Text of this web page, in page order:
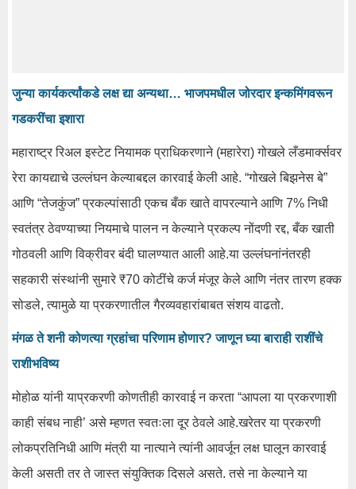
जुन्या कार्यकर्त्यांकडे लक्ष द्या अन्यथा… भाजपमधील जोरदार इन्कमिंगवरून
गडकरींचा इशारा
महाराष्ट्र रिअल इस्टेट नियामक प्राधिकरणाने (महारेरा) गोखले लँडमार्क्सवर
रेरा कायद्याचे उल्लंघन केल्याबद्दल कारवाई केली आहे. “गोखले बिझनेस बे”
आणि “तेजकुंज” प्रकल्पांसाठी एकच बँक खाते वापरल्याने आणि 7% निधी
स्वतंत्र ठेवण्याच्या नियमाचे पालन न केल्याने प्रकल्प नोंदणी रद्द, बँक खाती
गोठवली आणि विक्रीवर बंदी घालण्यात आली आहे.या उल्लंघनांनंतरही
सहकारी संस्थांनी सुमारे ₹70 कोटींचे कर्ज मंजूर केले आणि नंतर तारण हक्क
सोडले, त्यामुळे या प्रकरणातील गैरव्यवहारांबाबत संशय वाढतो.
मंगळ ते शनी कोणत्या ग्रहांचा परिणाम होणार? जाणून घ्या बाराही राशींचे
राशीभविष्य
मोहोळ यांनी याप्रकरणी कोणतीही कारवाई न करता “आपला या प्रकरणाशी
काही संबध नाही’ असे म्हणत स्वतःला दूर ठेवले आहे.खरेतर या प्रकरणी
लोकप्रतिनिधी आणि मंत्री या नात्याने त्यांनी आवर्जून लक्ष घालून कारवाई
केली असती तर ते जास्त संयुक्तिक दिसले असते. तसे ना केल्याने या